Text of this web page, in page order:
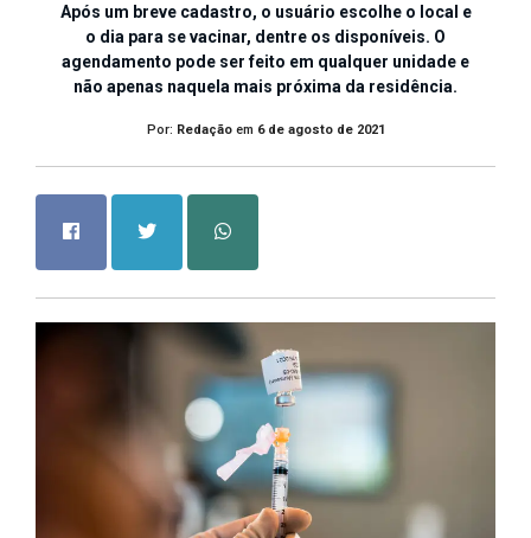
Após um breve cadastro, o usuário escolhe o local e
o dia para se vacinar, dentre os disponíveis. O
agendamento pode ser feito em qualquer unidade e
não apenas naquela mais próxima da residência.
Por: Redaçãoem 6 de agosto de 2021